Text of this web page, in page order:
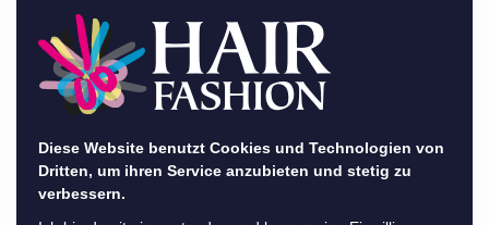
zurück
Pünktlich zum Ausbildungsbeginn am 01.
August ist unsere HAIR FASHION - Familie
Diese Website benutzt Cookies und Technologien von
Dritten, um ihren Service anzubieten und stetig zu
verbessern.